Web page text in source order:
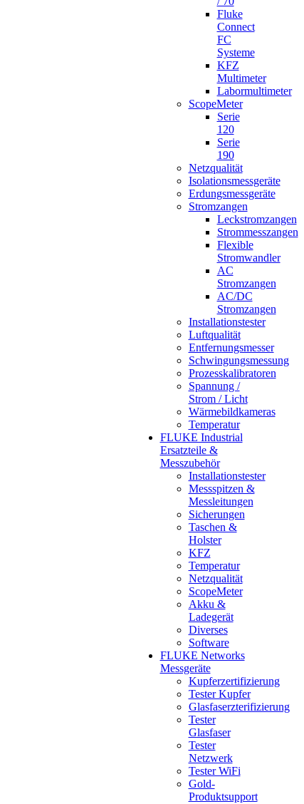
Fluke
Connect
FC
Systeme
KFZ
Multimeter
Labormultimeter
ScopeMeter
Serie
120
Serie
190
Netzqualität
Isolationsmessgeräte
Erdungsmessgeräte
Stromzangen
Leckstromzangen
Strommesszangen
Flexible
Stromwandler
AC
Stromzangen
AC/DC
Stromzangen
Installationstester
Luftqualität
Entfernungsmesser
Schwingungsmessung
Prozesskalibratoren
Spannung /
Strom / Licht
Wärmebildkameras
Temperatur
FLUKE Industrial
Ersatzteile &
Messzubehör
Installationstester
Messspitzen &
Messleitungen
Sicherungen
Taschen &
Holster
KFZ
Temperatur
Netzqualität
ScopeMeter
Akku &
Ladegerät
Diverses
Software
FLUKE Networks
Messgeräte
Kupferzertifizierung
Tester Kupfer
Glasfaserzterifizierung
Tester
Glasfaser
Tester
Netzwerk
Tester WiFi
Gold-
Produktsupport